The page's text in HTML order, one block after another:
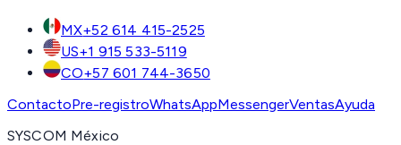
MX+52 614 415-2525
US+1 915 533-5119
CO+57 601 744-3650
ContactoPre-registroWhatsAppMessengerVentasAyuda
SYSCOM México